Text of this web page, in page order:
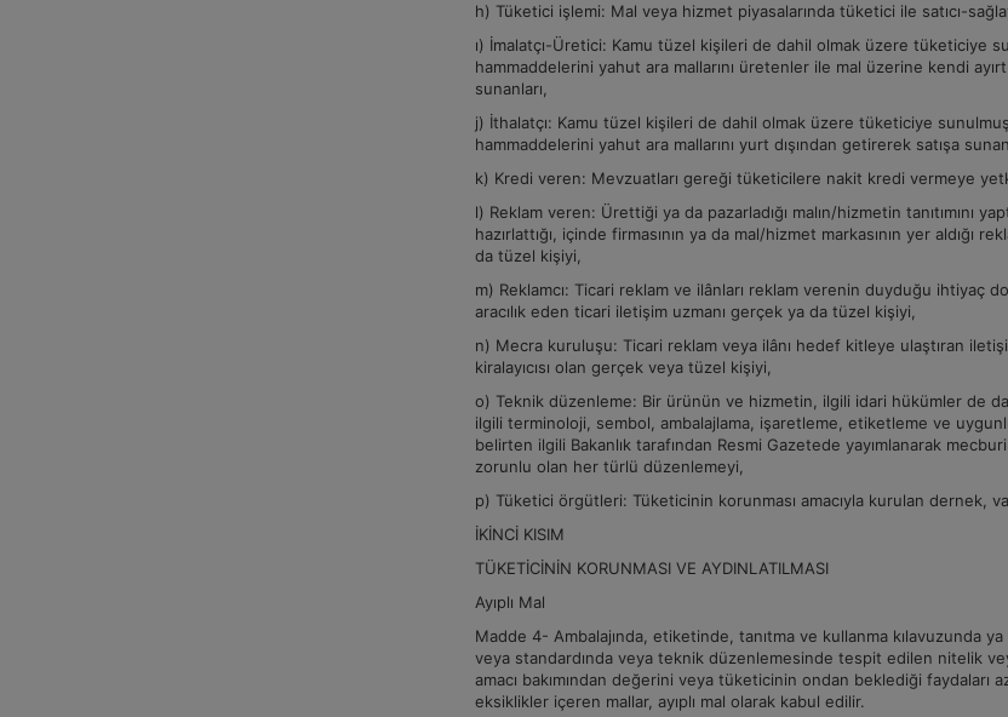
h) Tüketici işlemi: Mal veya hizmet piyasalarında tüketici ile satıcı-
ı) İmalatçı-Üretici: Kamu tüzel kişileri de dahil olmak üzere tüketiciye
hammaddelerini yahut ara mallarını üretenler ile mal üzerine kendi
sunanları,
j) İthalatçı: Kamu tüzel kişileri de dahil olmak üzere tüketiciye
hammaddelerini yahut ara mallarını yurt dışından getirerek satışa
k) Kredi veren: Mevzuatları gereği tüketicilere nakit kredi vermeye
l) Reklam veren: Ürettiği ya da pazarladığı malın/hizmetin tanıtımını
hazırlattığı, içinde firmasının ya da mal/hizmet markasının yer aldığı
da tüzel kişiyi,
m) Reklamcı: Ticari reklam ve ilânları reklam verenin duyduğu ihtiyaç
aracılık eden ticari iletişim uzmanı gerçek ya da tüzel kişiyi,
n) Mecra kuruluşu: Ticari reklam veya ilânı hedef kitleye ulaştıran
kiralayıcısı olan gerçek veya tüzel kişiyi,
o) Teknik düzenleme: Bir ürünün ve hizmetin, ilgili idari hükümler de
ilgili terminoloji, sembol, ambalajlama, işaretleme, etiketleme ve
belirten ilgili Bakanlık tarafından Resmi Gazetede yayımlanarak
zorunlu olan her türlü düzenlemeyi,
p) Tüketici örgütleri: Tüketicinin korunması amacıyla kurulan dernek,
İKİNCİ KISIM
TÜKETİCİNİN KORUNMASI VE AYDINLATILMASI
Ayıplı Mal
Madde 4- Ambalajında, etiketinde, tanıtma ve kullanma kılavuzunda
veya standardında veya teknik düzenlemesinde tespit edilen nitelik
amacı bakımından değerini veya tüketicinin ondan beklediği
eksiklikler içeren mallar, ayıplı mal olarak kabul edilir.